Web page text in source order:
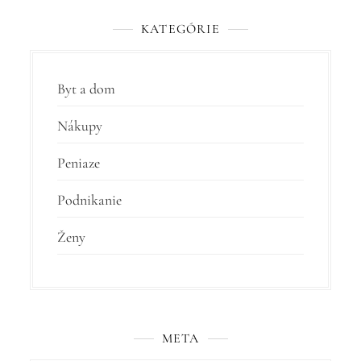
KATEGÓRIE
Byt a dom
Nákupy
Peniaze
Podnikanie
Ženy
META